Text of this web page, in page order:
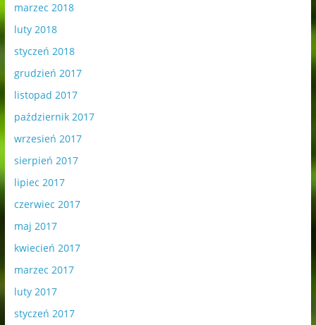
marzec 2018
luty 2018
styczeń 2018
grudzień 2017
listopad 2017
październik 2017
wrzesień 2017
sierpień 2017
lipiec 2017
czerwiec 2017
maj 2017
kwiecień 2017
marzec 2017
luty 2017
styczeń 2017